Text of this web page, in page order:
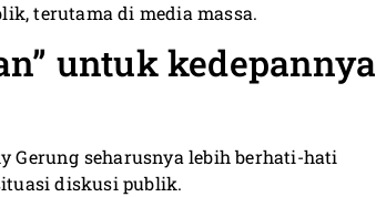
terutama di media massa.
untuk kedepannya
Gerung seharusnya lebih berhati-hati
diskusi publik.